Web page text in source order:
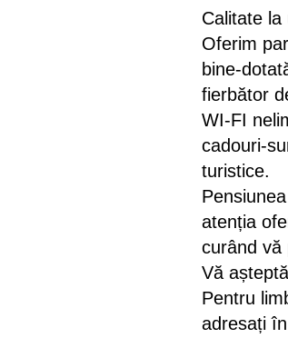
Calitate la
Oferim
bine-
fierbător
WI-FI
cadouri-
turistice.
atenția
curând vă
Vă
Pentru
adresați